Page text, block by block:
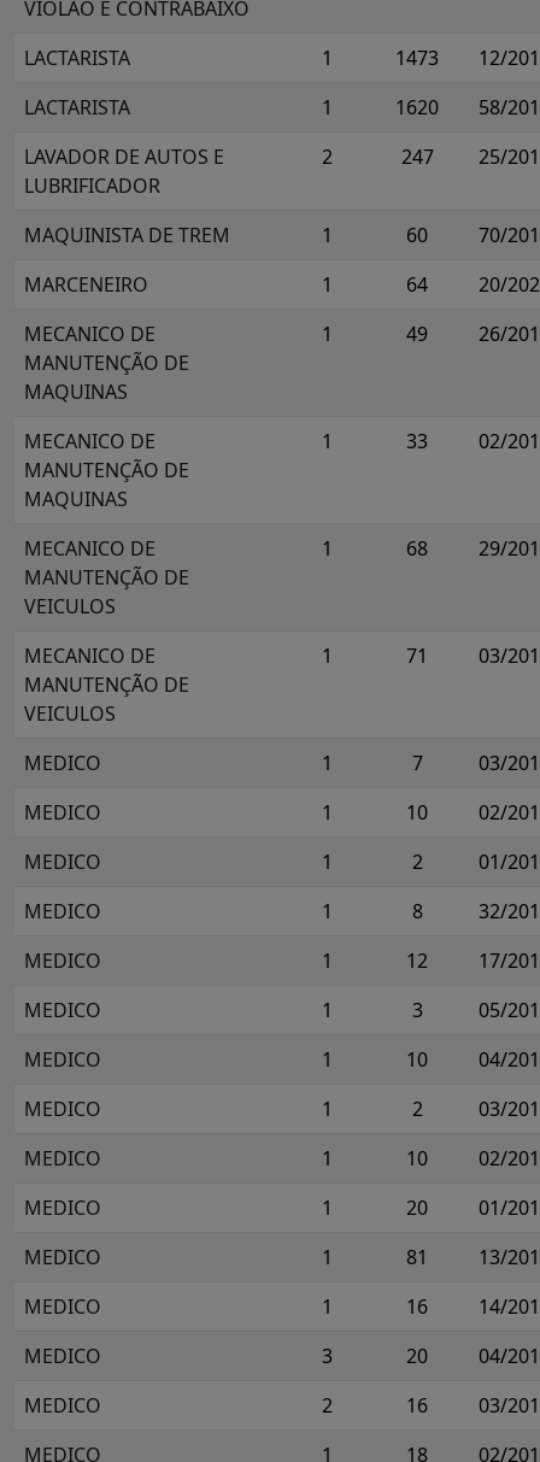
VIOLÃO E CONTRABAIXO
LACTARISTA 1 1473
12/
LACTARISTA
1 1620
58/
LAVADOR DE AUTOS E
LUBRIFICADOR
2 247 25/
MAQUINISTA DE TREM 1 60
70/
MARCENEIRO
1 64
20/
MECANICO DE
MANUTENÇÃO DE
MAQUINAS
1 49 26/
MECANICO DE
MANUTENÇÃO DE
MAQUINAS
1 33 02/
MECANICO DE
MANUTENÇÃO DE
VEICULOS
1 68 29/
MECANICO DE
MANUTENÇÃO DE
VEICULOS
1 71 03/
MEDICO 1 7
03/
MEDICO
1 10
02/
MEDICO
1 2
01/
MEDICO
1 8
32/
MEDICO
1 12
17/
MEDICO
1 3
05/
MEDICO
1 10
04/
MEDICO
1 2
03/
MEDICO
1 10
02/
MEDICO
1 20
01/
MEDICO
1 81
13/
MEDICO
1 16
14/
MEDICO
3 20
04/
MEDICO
2 16
03/
MEDICO
1 18 02/